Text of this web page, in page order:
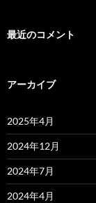
最近のコメント
アーカイブ
2025年4月
2024年12月
2024年7月
2024年4月